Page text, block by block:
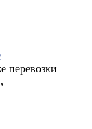
перевозки